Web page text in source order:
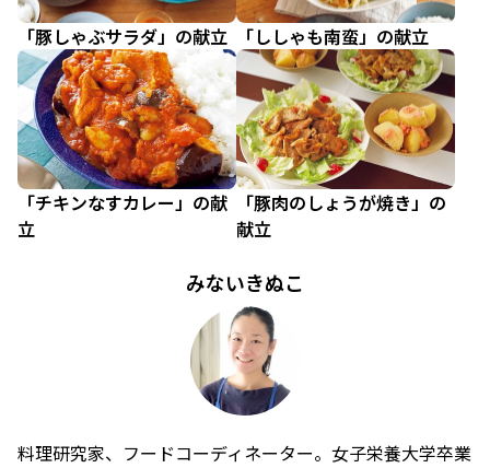
「豚しゃぶサラダ」の献立 「ししゃも南蛮」の献立
「チキンなすカレー」の献
立
「豚肉のしょうが焼き」の
献立
みないきぬこ
料理研究家、フードコーディネーター。女子栄養大学卒業